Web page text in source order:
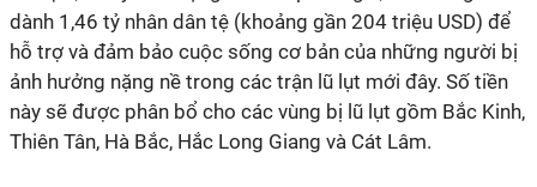
dành 1,46 tỷ nhân dân tệ (khoảng gần 204 triệu USD) để
hỗ trợ và đảm bảo cuộc sống cơ bản của những người bị
ảnh hưởng nặng nề trong các trận lũ lụt mới đây. Số tiền
này sẽ được phân bổ cho các vùng bị lũ lụt gồm Bắc Kinh,
Thiên Tân, Hà Bắc, Hắc Long Giang và Cát Lâm.